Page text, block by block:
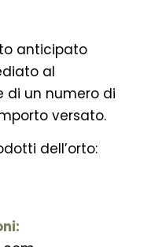
anticipato
al
un numero di
versato.
dell’orto: